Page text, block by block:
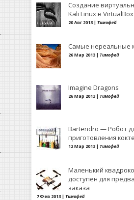
Создание
Kali Linux в
20 Авг 2013 | Тимофей
Самые нереальные
26 Мар 2013 | Тимофей
Imagine Dragons
26 Мар 2013 | Тимофей
Bartendro — Робот
приготовления
12 Мар 2013 | Тимофей
Маленький
доступен для
заказа
7 Фев 2013 | Тимофей